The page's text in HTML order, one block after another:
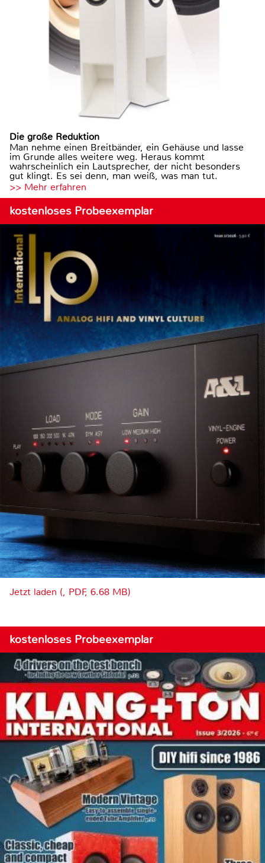
Die große Reduktion
Man nehme einen Breitbänder, ein Gehäuse und lasse
im Grunde alles weitere weg. Heraus kommt
wahrscheinlich ein Lautsprecher, der nicht besonders
gut klingt. Es sei denn, man weiß, was man tut.
>> Mehr erfahren
kostenloses Probeexemplar
Jetzt laden (, PDF, 6.68 MB)
kostenloses Probeexemplar